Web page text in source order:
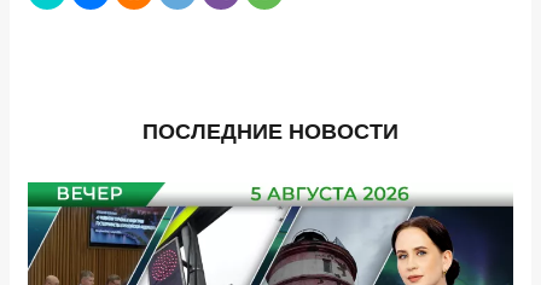
ПОСЛЕДНИЕ НОВОСТИ